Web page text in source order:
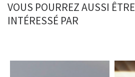
VOUS POURREZ AUSSI ÊTRE
INTÉRESSÉ PAR